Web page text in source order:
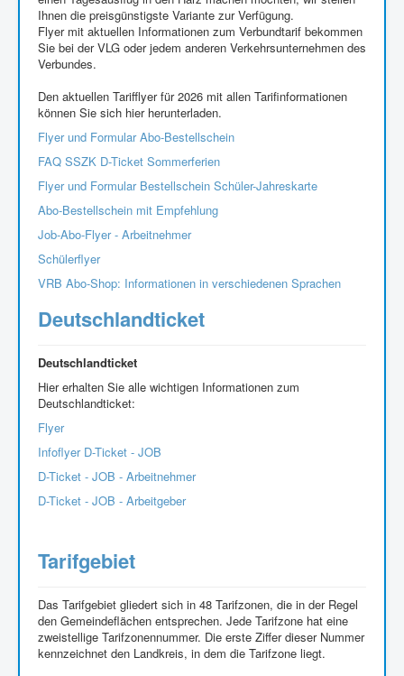
Ihnen die preisgünstigste Variante zur Verfügung.
Flyer mit aktuellen Informationen zum Verbundtarif bekommen
Sie bei der VLG oder jedem anderen Verkehrsunternehmen des
Verbundes.
Den aktuellen Tarifflyer für 2026 mit allen Tarifinformationen
können Sie sich hier herunterladen.
Flyer und Formular Abo-Bestellschein
FAQ SSZK D-Ticket Sommerferien
Flyer und Formular Bestellschein Schüler-Jahreskarte
Abo-Bestellschein mit Empfehlung
Job-Abo-Flyer - Arbeitnehmer
Schülerflyer
VRB Abo-Shop: Informationen in verschiedenen Sprachen
Deutschlandticket
Deutschlandticket
Hier erhalten Sie alle wichtigen Informationen zum
Deutschlandticket:
Flyer
Infoflyer D-Ticket - JOB
D-Ticket - JOB - Arbeitnehmer
D-Ticket - JOB - Arbeitgeber
Tarifgebiet
Das Tarifgebiet gliedert sich in 48 Tarifzonen, die in der Regel
den Gemeindeflächen entsprechen. Jede Tarifzone hat eine
zweistellige Tarifzonennummer. Die erste Ziffer dieser Nummer
kennzeichnet den Landkreis, in dem die Tarifzone liegt.